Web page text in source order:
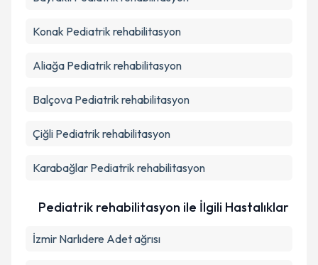
Konak Pediatrik rehabilitasyon
Aliağa Pediatrik rehabilitasyon
Balçova Pediatrik rehabilitasyon
Çiğli Pediatrik rehabilitasyon
Karabağlar Pediatrik rehabilitasyon
Pediatrik rehabilitasyon ile İlgili Hastalıklar
İzmir Narlıdere Adet ağrısı